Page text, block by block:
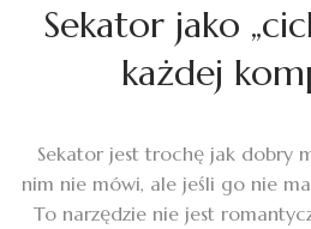
Sekator jako
każdej
Sekator jest trochę jak dobry
nim nie mówi, ale jeśli go nie
To narzędzie nie jest